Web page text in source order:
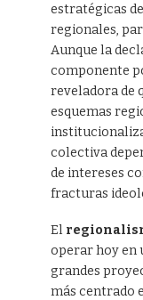
estratégicas de
regionales,
Aunque la
componente
reveladora de
esquemas
colectiva
de intereses
fracturas
El
operar hoy en
grandes
más centrado